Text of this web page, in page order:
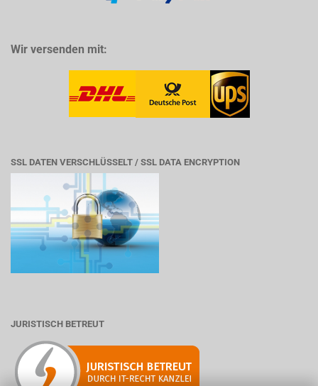
Wir versenden mit:
SSL DATEN VERSCHLÜSSELT / SSL DATA ENCRYPTION
JURISTISCH BETREUT